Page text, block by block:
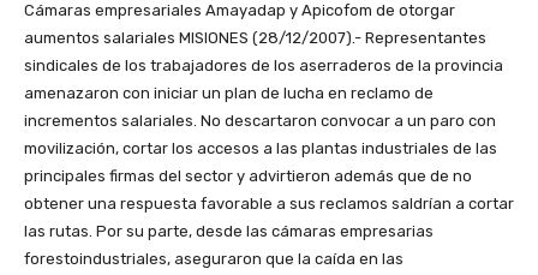
Cámaras empresariales Amayadap y Apicofom de otorgar
aumentos salariales MISIONES (28/12/2007).- Representantes
sindicales de los trabajadores de los aserraderos de la provincia
amenazaron con iniciar un plan de lucha en reclamo de
incrementos salariales. No descartaron convocar a un paro con
movilización, cortar los accesos a las plantas industriales de las
principales firmas del sector y advirtieron además que de no
obtener una respuesta favorable a sus reclamos saldrían a cortar
las rutas. Por su parte, desde las cámaras empresarias
forestoindustriales, aseguraron que la caída en las